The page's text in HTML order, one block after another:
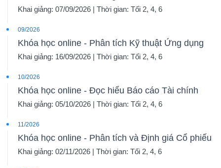
Khai giảng: 07/09/2026 | Thời gian: Tối 2, 4, 6
09/2026
Khóa học online - Phân tích Kỹ thuật Ứng dụng
Khai giảng: 16/09/2026 | Thời gian: Tối 2, 4, 6
10/2026
Khóa học online - Đọc hiểu Báo cáo Tài chính
Khai giảng: 05/10/2026 | Thời gian: Tối 2, 4, 6
11/2026
Khóa học online - Phân tích và Định giá Cổ phiếu
Khai giảng: 02/11/2026 | Thời gian: Tối 2, 4, 6
Dữ
liệu
chính